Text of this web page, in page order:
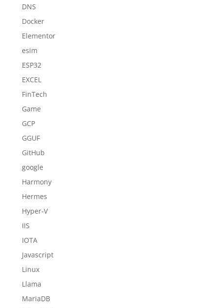
DNS
Docker
Elementor
esim
ESP32
EXCEL
FinTech
Game
GCP
GGUF
GitHub
google
Harmony
Hermes
Hyper-V
IIS
IOTA
Javascript
Linux
Llama
MariaDB